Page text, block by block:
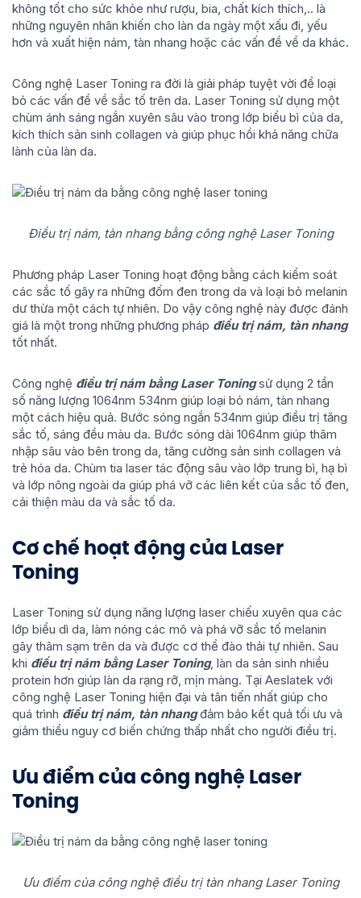
không tốt cho sức khỏe như rượu, bia, chất kích thích,.. là
những nguyên nhân khiến cho làn da ngày một xấu đi, yếu
hơn và xuất hiện nám, tàn nhang hoặc các vấn đề về da khác.
Công nghệ Laser Toning ra đời là giải pháp tuyệt vời để loại
bỏ các vấn đề về sắc tố trên da. Laser Toning sử dụng một
chùm ánh sáng ngắn xuyên sâu vào trong lớp biểu bì của da,
kích thích sản sinh collagen và giúp phục hồi khả năng chữa
lành của làn da.
Điều trị nám, tàn nhang bằng công nghệ Laser Toning
Phương pháp Laser Toning hoạt động bằng cách kiểm soát
các sắc tố gây ra những đốm đen trong da và loại bỏ melanin
dư thừa một cách tự nhiên. Do vậy công nghệ này được đánh
giá là một trong những phương pháp điều trị nám, tàn nhang
tốt nhất.
Công nghệ điều trị nám bằng Laser Toningsử dụng 2 tần
số năng lượng 1064nm 534nm giúp loại bỏ nám, tàn nhang
một cách hiệu quả. Bước sóng ngắn 534nm giúp điều trị tăng
sắc tố, sáng đều màu da. Bước sóng dài 1064nm giúp thâm
nhập sâu vào bên trong da, tăng cường sản sinh collagen và
trẻ hóa da. Chùm tia laser tác động sâu vào lớp trung bì, hạ bì
và lớp nông ngoài da giúp phá vỡ các liên kết của sắc tố đen,
cải thiện màu da và sắc tố da.
Cơ chế hoạt động của Laser
Toning
Laser Toning sử dụng năng lượng laser chiếu xuyên qua các
lớp biểu dì da, làm nóng các mô và phá vỡ sắc tố melanin
gây thâm sạm trên da và được cơ thể đào thải tự nhiên. Sau
khi điều trị nám bằng Laser Toning, làn da sản sinh nhiều
protein hơn giúp làn da rạng rỡ, mịn màng. Tại Aeslatek với
công nghệ Laser Toning hiện đại và tân tiến nhất giúp cho
quá trình điều trị nám, tàn nhangđảm bảo kết quả tối ưu và
giảm thiểu nguy cơ biến chứng thấp nhất cho người điều trị.
Ưu điểm của công nghệ Laser
Toning
Ưu điểm của công nghệ điều trị tàn nhang Laser Toning